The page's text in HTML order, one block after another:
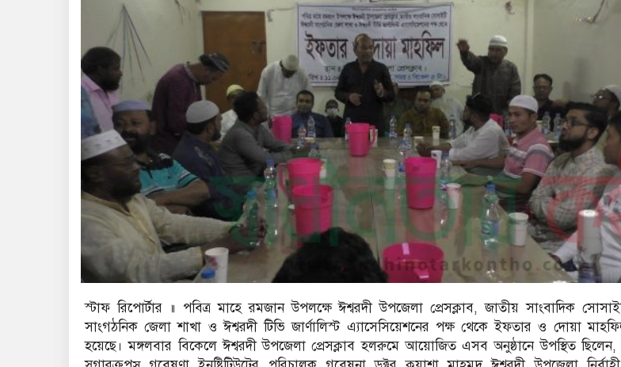
স্টাফ রিপোর্টার ॥ পবিত্র মাহে রমজান উপলক্ষে ঈশ্বরদী উপজেলা প্রেসক্লাব, জাতীয় সাংবাদিক
সাংগঠনিক জেলা শাখা ও ঈশ্বরদী টিভি জার্ণালিস্ট এ্যাসেসিয়েশনের পক্ষ থেকে ইফতার ও দোয়া
হয়েছে। মঙ্গলবার বিকেলে ঈশ্বরদী উপজেলা প্রেসক্লাব হলরুমে আয়োজিত এসব অনুষ্ঠানে উপস্থিত ছিলেন,